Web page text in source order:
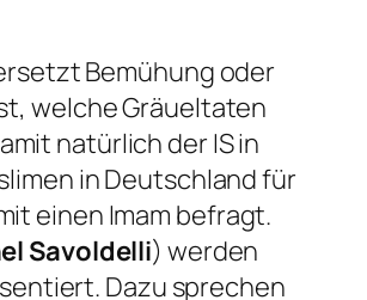
Bemühung oder
welche Gräueltaten
natürlich der IS in
in Deutschland für
einen Imam befragt.
Savoldelli) werden
Dazu sprechen